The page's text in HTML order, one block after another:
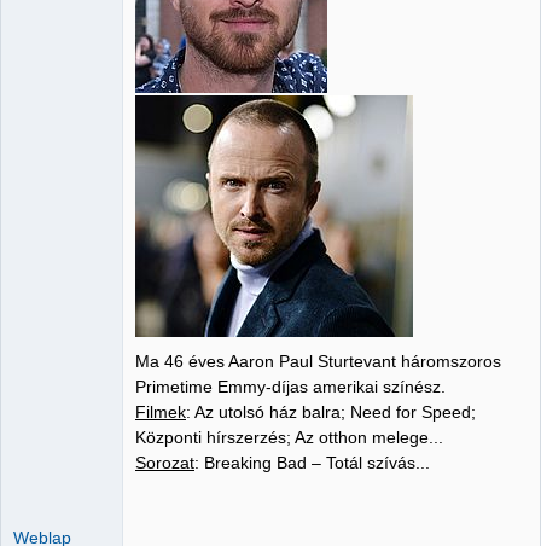
Ma 46 éves Aaron Paul Sturtevant háromszoros
Primetime Emmy-díjas amerikai színész.
Filmek: Az utolsó ház balra; Need for Speed;
Központi hírszerzés; Az otthon melege...
Sorozat: Breaking Bad – Totál szívás...
Weblap